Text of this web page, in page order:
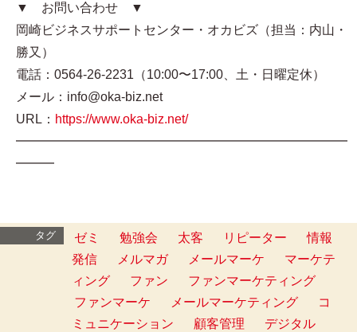
▼ お問い合わせ ▼
岡崎ビジネスサポートセンター・オカビズ（担当：内山・
勝又）
電話：0564-26-2231（10:00〜17:00、土・日曜定休）
メール：info@oka-biz.net
URL： https://www.oka-biz.net/
━━━━━━━━━━━━━━━━━━━━━━━━━━
━━━
タグ ゼミ 勉強会 太客 リピーター
情報
発信
メルマガ メールマーケ
マーケテ
ィング
ファン
ファンマーケティング
ファンマーケ
メールマーケティング
コ
ミュニケーション
顧客管理
デジタル